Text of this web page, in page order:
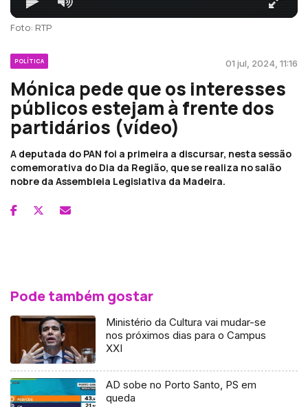
Foto: RTP
POLÍTICA 01 jul, 2024, 11:16
Mónica pede que os interesses
públicos estejam à frente dos
partidários (vídeo)
A deputada do PAN foi a primeira a discursar, nesta sessão
comemorativa do Dia da Região, que se realiza no salão
nobre da Assembleia Legislativa da Madeira.
Pode também gostar
Ministério da Cultura vai mudar-se
nos próximos dias para o Campus
XXI
AD sobe no Porto Santo, PS em
queda